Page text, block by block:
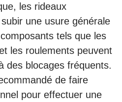
les rideaux
une usure générale
tels que les
les roulements peuvent
des blocages fréquents.
de faire
pour effectuer une